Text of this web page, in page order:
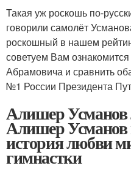
Такая уж роскошь по-
говорили самолёт
роскошный в нашем
советуем Вам
Абрамовича и сравнить
№1 России Президента
Алишер
Алишер
история любви
гимнастки